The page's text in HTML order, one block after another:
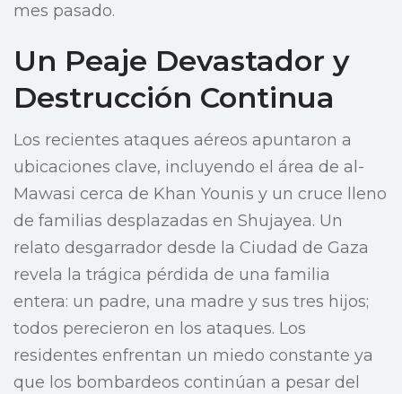
mes pasado.
Un Peaje Devastador y
Destrucción Continua
Los recientes ataques aéreos apuntaron a
ubicaciones clave, incluyendo el área de al-
Mawasi cerca de Khan Younis y un cruce lleno
de familias desplazadas en Shujayea. Un
relato desgarrador desde la Ciudad de Gaza
revela la trágica pérdida de una familia
entera: un padre, una madre y sus tres hijos;
todos perecieron en los ataques. Los
residentes enfrentan un miedo constante ya
que los bombardeos continúan a pesar del